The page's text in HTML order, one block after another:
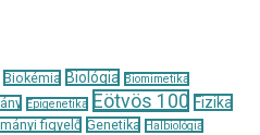
Biokémia Biológia Biomimetika
Epigenetika Eötvös 100 Fizika
figyelő Genetika
Halbiológia